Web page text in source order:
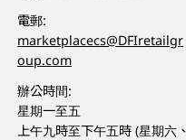
電郵:
marketplacecs@DFIretailgr
oup.com
辦公時間:
星期一至五
上午九時至下午五時 (星期六、